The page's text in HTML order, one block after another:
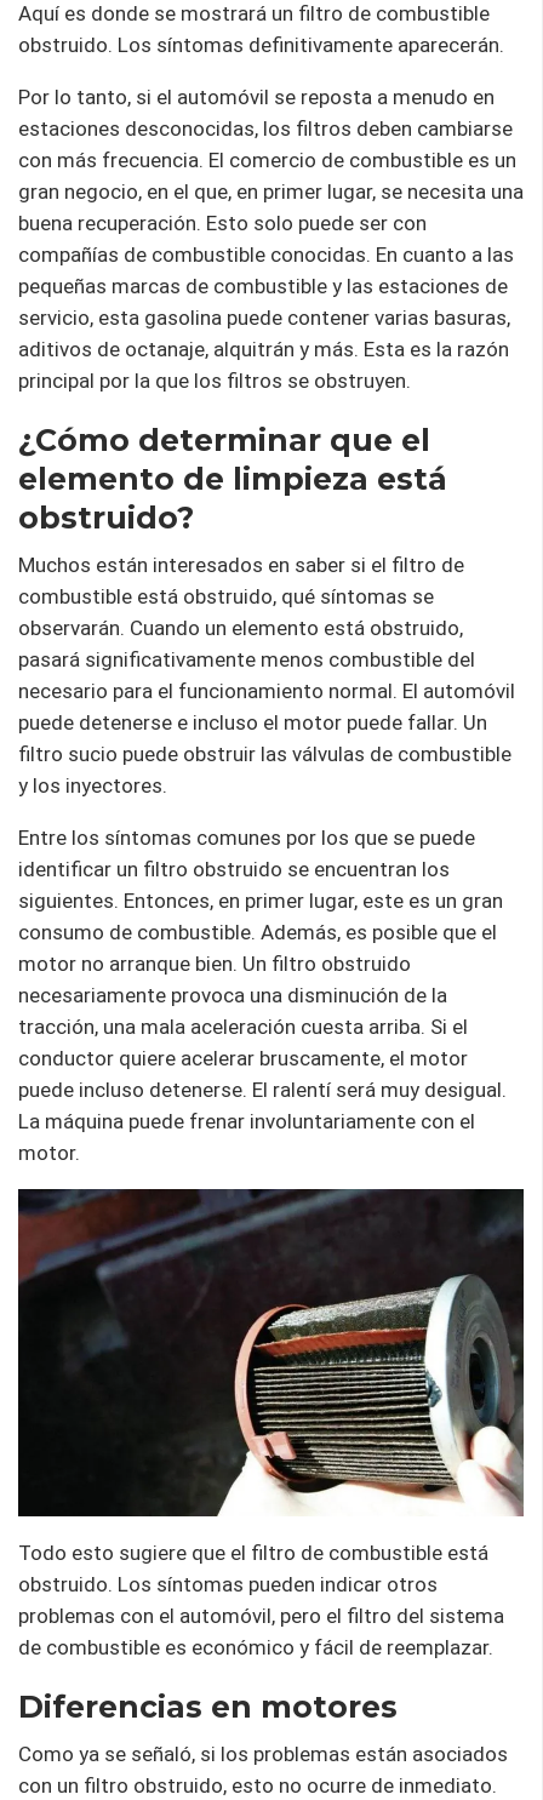
Aquí es donde se mostrará un filtro de combustible
obstruido. Los síntomas definitivamente aparecerán.
Por lo tanto, si el automóvil se reposta a menudo en
estaciones desconocidas, los filtros deben cambiarse
con más frecuencia. El comercio de combustible es un
gran negocio, en el que, en primer lugar, se necesita una
buena recuperación. Esto solo puede ser con
compañías de combustible conocidas. En cuanto a las
pequeñas marcas de combustible y las estaciones de
servicio, esta gasolina puede contener varias basuras,
aditivos de octanaje, alquitrán y más. Esta es la razón
principal por la que los filtros se obstruyen.
¿Cómo determinar que el
elemento de limpieza está
obstruido?
Muchos están interesados ​​en saber si el filtro de
combustible está obstruido, qué síntomas se
observarán. Cuando un elemento está obstruido,
pasará significativamente menos combustible del
necesario para el funcionamiento normal. El automóvil
puede detenerse e incluso el motor puede fallar. Un
filtro sucio puede obstruir las válvulas de combustible
y los inyectores.
Entre los síntomas comunes por los que se puede
identificar un filtro obstruido se encuentran los
siguientes. Entonces, en primer lugar, este es un gran
consumo de combustible. Además, es posible que el
motor no arranque bien. Un filtro obstruido
necesariamente provoca una disminución de la
tracción, una mala aceleración cuesta arriba. Si el
conductor quiere acelerar bruscamente, el motor
puede incluso detenerse. El ralentí será muy desigual.
La máquina puede frenar involuntariamente con el
motor.
Todo esto sugiere que el filtro de combustible está
obstruido. Los síntomas pueden indicar otros
problemas con el automóvil, pero el filtro del sistema
de combustible es económico y fácil de reemplazar.
Diferencias en motores
Como ya se señaló, si los problemas están asociados
con un filtro obstruido, esto no ocurre de inmediato.